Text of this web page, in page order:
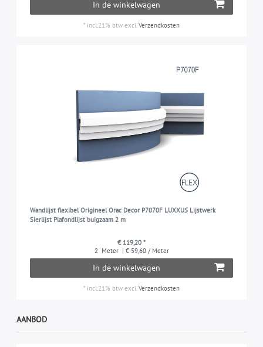
In de winkelwagen
* incl.21% btw excl.Verzendkosten
Wandlijst flexibel Origineel Orac Decor P7070F LUXXUS Lijstwerk
Sierlijst Plafondlijst buigzaam 2 m
€ 119,20 *
2 Meter | € 59,60 / Meter
In de winkelwagen
* incl.21% btw excl.Verzendkosten
AANBOD